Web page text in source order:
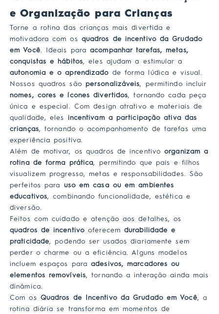
e Organização para Crianças
Torne a rotina das crianças mais divertida e
motivadora com os quadros de incentivo da Grudado
em Você. Ideais paraacompanhar tarefas, metas,
conquistas e hábitos, eles ajudam a estimular a
autonomia e o aprendizado de forma lúdica e visual.
Nossos quadros são personalizáveis, permitindo incluir
nomes, cores e ícones divertidos, tornando cada peça
única e especial. Com design atrativo e materiais de
qualidade, eles incentivam a participação ativa das
crianças, tornando o acompanhamento de tarefas uma
experiência positiva.
Além de motivar, os quadros de incentivoorganizam a
rotina de forma prática, permitindo que pais e filhos
visualizem progresso, metas e responsabilidades. São
perfeitos para uso em casa ou em ambientes
educativos, combinando funcionalidade, estética e
diversão.
Feitos com cuidado e atenção aos detalhes, os
quadros de incentivo oferecem durabilidade e
praticidade, podendo ser usados diariamente sem
perder o charme ou a eficiência. Alguns modelos
incluem espaços paraadesivos, marcadores ou
elementos removíveis, tornando a interação ainda mais
dinâmica.
Com os Quadros de Incentivo da Grudado em Você, a
rotina diária se transforma em momentos de